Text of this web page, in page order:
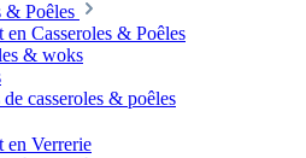
& Poêles
en Casseroles & Poêles
& woks
de casseroles & poêles
en Verrerie